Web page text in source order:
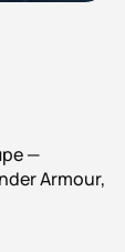
—
Armour,